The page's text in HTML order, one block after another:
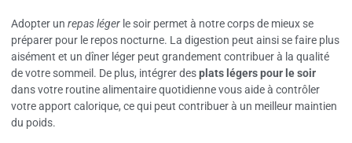
Adopter un repas léger le soir permet à notre corps de mieux se
préparer pour le repos nocturne. La digestion peut ainsi se faire plus
aisément et un dîner léger peut grandement contribuer à la qualité
de votre sommeil. De plus, intégrer desplats légers pour le soir
dans votre routine alimentaire quotidienne vous aide à contrôler
votre apport calorique, ce qui peut contribuer à un meilleur maintien
du poids.